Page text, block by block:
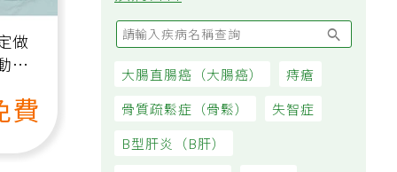
克風少年蘇友謙：每天領700元
過日子
疾病百科 看更多
做
、
能
費